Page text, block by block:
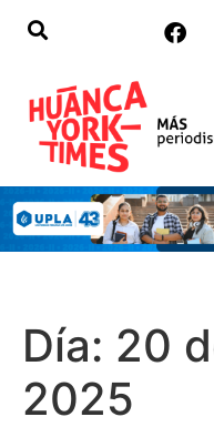
Día: 20
2025